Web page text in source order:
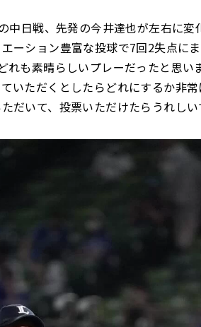
日戦、先発の今井達也が左右に変
ーション豊富な投球で7回2失点に
れも素晴らしいプレーだったと思い
いただくとしたらどれにするか非
だいて、投票いただけたらうれしい